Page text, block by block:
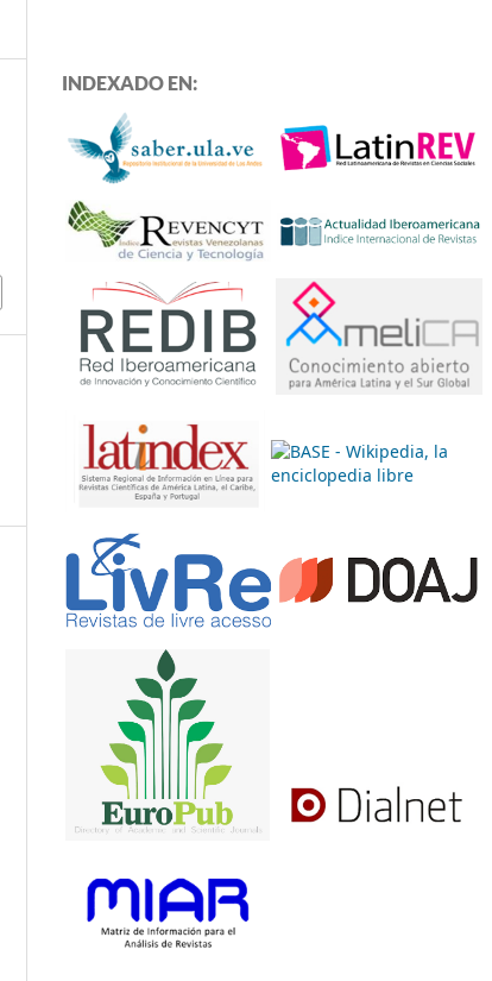
INDEXADO EN: